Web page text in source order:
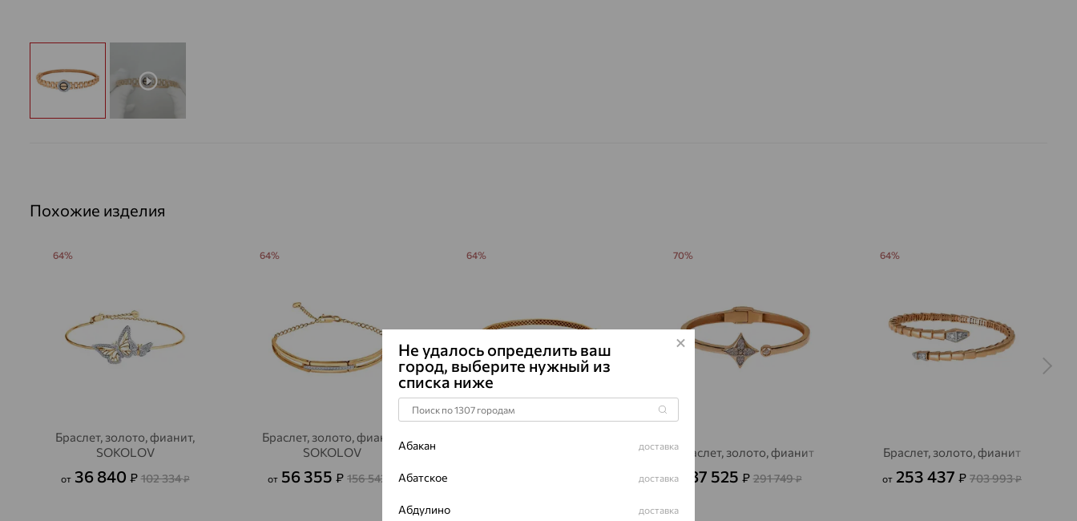
Похожие изделия
Браслет, золото, фианит,
SOKOLOV
от 36 840 ₽ 102 334₽
64%
Браслет, золото, фианит,
SOKOLOV
от 56 355 ₽ 156 542
64% 64%
Браслет, золото, фианит
87 525 ₽ 291 749₽
70%
Браслет, золото, фианит
от 253 437 ₽ 703 993₽
64%
Не удалось определить ваш
город, выберите нужный из
списка ниже
Абакан доставка
Абатское доставка
Абдулино доставка